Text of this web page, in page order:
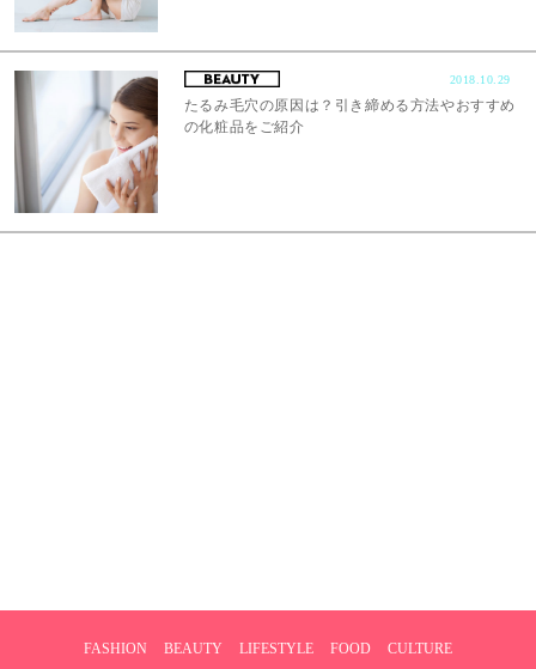
2018.10.29
たるみ毛穴の原因は？引き締める方法やおすすめ
の化粧品をご紹介
FASHION BEAUTY LIFESTYLE FOOD CULTURE